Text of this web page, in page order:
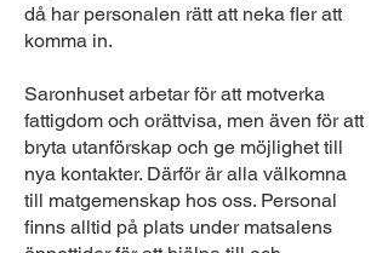
då har personalen rätt att neka fler att
komma in.
Saronhuset arbetar för att motverka
fattigdom och orättvisa, men även för att
bryta utanförskap och ge möjlighet till
nya kontakter. Därför är alla välkomna
till matgemenskap hos oss. Personal
finns alltid på plats under matsalens